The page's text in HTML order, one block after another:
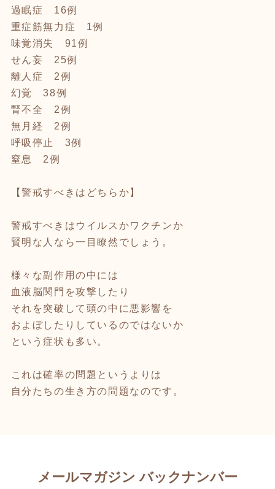
過眠症 16例
重症筋無力症 1例
味覚消失 91例
せん妄 25例
離人症 2例
幻覚 38例
腎不全 2例
無月経 2例
呼吸停止 3例
窒息 2例
【警戒すべきはどちらか】
警戒すべきはウイルスかワクチンか
賢明な人なら一目瞭然でしょう。
様々な副作用の中には
血液脳関門を攻撃したり
それを突破して頭の中に悪影響を
およぼしたりしているのではないか
という症状も多い。
これは確率の問題というよりは
自分たちの生き方の問題なのです。
メールマガジン バックナンバー